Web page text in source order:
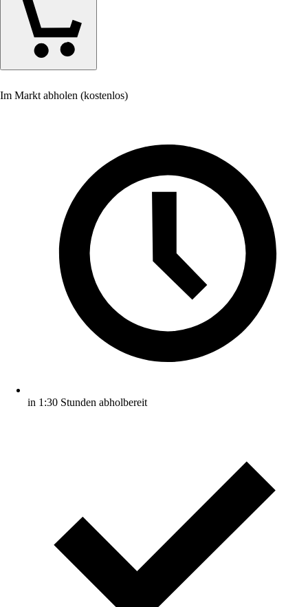
Im Markt abholen (kostenlos)
in 1:30 Stunden abholbereit